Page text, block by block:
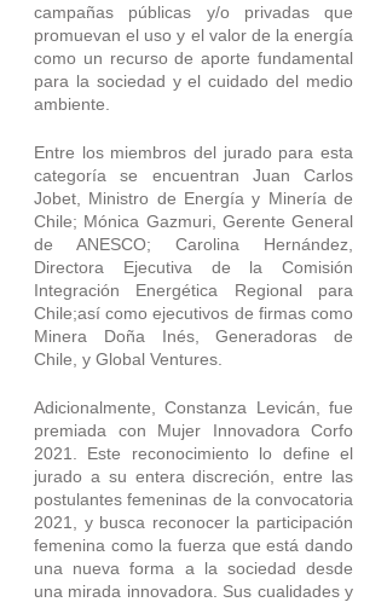
campañas públicas y/o privadas que
promuevan el uso y el valor de la energía
como un recurso de aporte fundamental
para la sociedad y el cuidado del medio
ambiente.
Entre los miembros del jurado para esta
categoría se encuentran Juan Carlos
Jobet, Ministro de Energía y Minería de
Chile; Mónica Gazmuri, Gerente General
de ANESCO; Carolina Hernández,
Directora Ejecutiva de la Comisión
Integración Energética Regional para
Chile;así como ejecutivos de firmas como
Minera Doña Inés, Generadoras de
Chile, y Global Ventures.
Adicionalmente, Constanza Levicán, fue
premiada con Mujer Innovadora Corfo
2021. Este reconocimiento lo define el
jurado a su entera discreción, entre las
postulantes femeninas de la convocatoria
2021, y busca reconocer la participación
femenina como la fuerza que está dando
una nueva forma a la sociedad desde
una mirada innovadora. Sus cualidades y